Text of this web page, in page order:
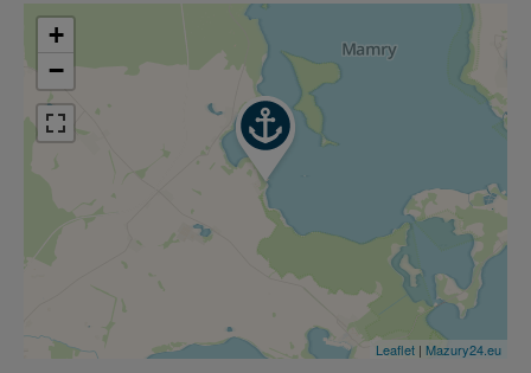
+
−
Leaflet | Mazury24.eu